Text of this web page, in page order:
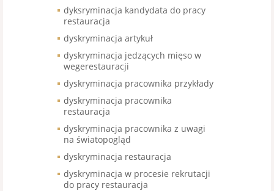
dyksryminacja kandydata do pracy
restauracja
dyskryminacja artykuł
dyskryminacja jedzących mięso w
wegerestauracji
dyskryminacja pracownika przykłady
dyskryminacja pracownika
restauracja
dyskryminacja pracownika z uwagi
na światopogląd
dyskryminacja restauracja
dyskryminacja w procesie rekrutacji
do pracy restauracja